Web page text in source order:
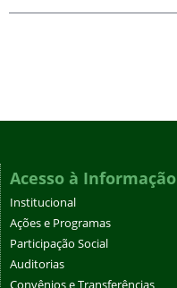
Acesso à Informação
Institucional
Ações e Programas
Participação Social
Auditorias